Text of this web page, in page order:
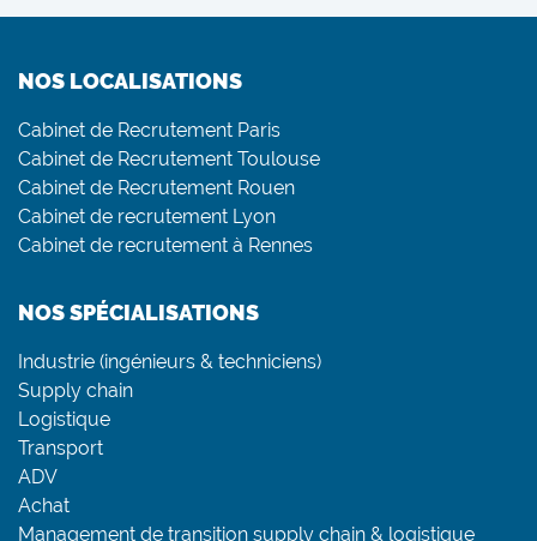
NOS LOCALISATIONS
Cabinet de Recrutement Paris
Cabinet de Recrutement Toulouse
Cabinet de Recrutement Rouen
Cabinet de recrutement Lyon
Cabinet de recrutement à Rennes
NOS SPÉCIALISATIONS
Industrie (ingénieurs & techniciens)
Supply chain
Logistique
Transport
ADV
Achat
Management de transition supply chain & logistique